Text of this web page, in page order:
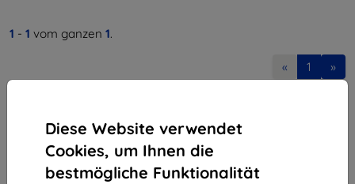
Diese Website verwendet
Cookies, um Ihnen die
bestmögliche Funktionalität
1 - 1 vom ganzen 1.
« 1 »